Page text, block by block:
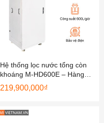
Hệ thống lọc nước tổng còn
khoáng M-HD600E – Hàng
Chính Hãng
219,900,000₫